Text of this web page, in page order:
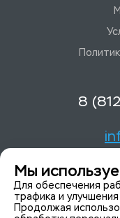
8
Мы
Для обеспечения
трафика и
Продолжая